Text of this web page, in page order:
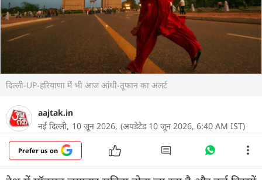
दिल्ली-UP-हरियाणा में भी आज आंधी-तूफान का अलर्ट
aajtak.in
नई दिल्ली, 10 जून 2026, (अपडेटेड 10 जून 2026, 6:40 AM IST)
Prefer us on